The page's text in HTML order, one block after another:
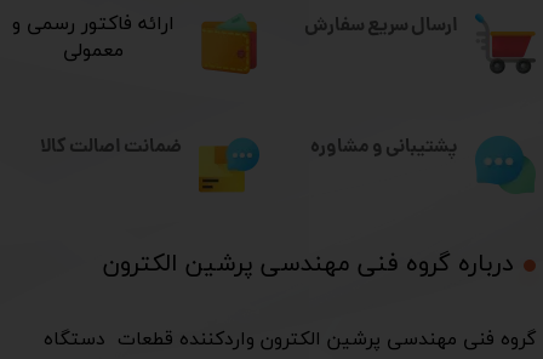
ارسال سریع سفارش
درباره گروه فنی مهندسی پرشین الکترون​​​​​​​
​گروه فنی مهندسی پرشین الکترون واردکننده قطعات دستگاه
​ارائه فاکتور رسمی و
معمولی
پشتیبانی و مشاوره ضمانت اصالت کالا